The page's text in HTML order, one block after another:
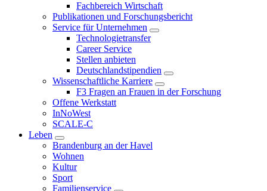
Fachbereich Wirtschaft
Publikationen und Forschungsbericht
Service für Unternehmen
Technologietransfer
Career Service
Stellen anbieten
Deutschlandstipendien
Wissenschaftliche Karriere
F3 Fragen an Frauen in der Forschung
Offene Werkstatt
InNoWest
SCALE-C
Leben
Brandenburg an der Havel
Wohnen
Kultur
Sport
Familienservice